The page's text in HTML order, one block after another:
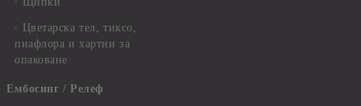
Цветарска тел, тиксо,
пиафлора и хартии за
опаковане
Ембосинг / Релеф